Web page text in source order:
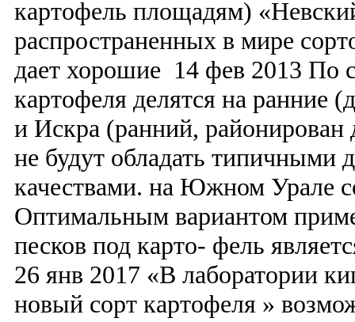
картофель площадям)
распространенных в мире
дает хорошие 14 фев 2013 По
картофеля делятся на ранние
и Искра (ранний, районирован
не будут обладать типичными
качествами. на Южном Урале
Оптимальным вариантом
песков под карто- фель
26 янв 2017 «В лаборатории
новый сорт картофеля »